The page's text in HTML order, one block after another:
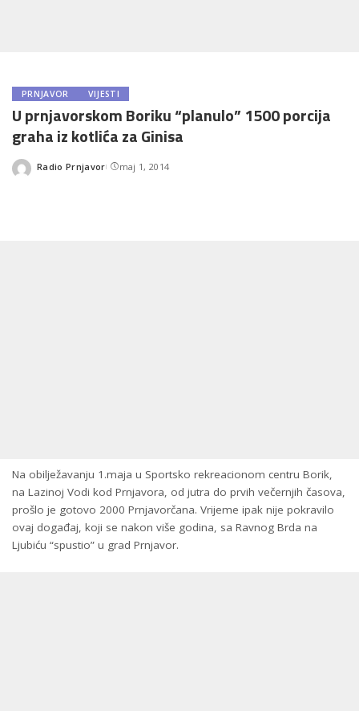
PRNJAVOR VIJESTI
U prnjavorskom Boriku “planulo” 1500 porcija
graha iz kotlića za Ginisa
Posted
Radio Prnjavor maj 1, 2014
Na obilježavanju 1.maja u Sportsko rekreacionom centru Borik,
na Lazinoj Vodi kod Prnjavora, od jutra do prvih večernjih časova,
prošlo je gotovo 2000 Prnjavorčana. Vrijeme ipak nije pokravilo
ovaj događaj, koji se nakon više godina, sa Ravnog Brda na
Ljubiću “spustio” u grad Prnjavor.